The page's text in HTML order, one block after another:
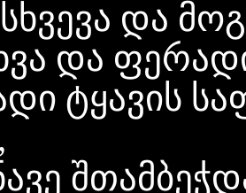
და
და
ტყავის